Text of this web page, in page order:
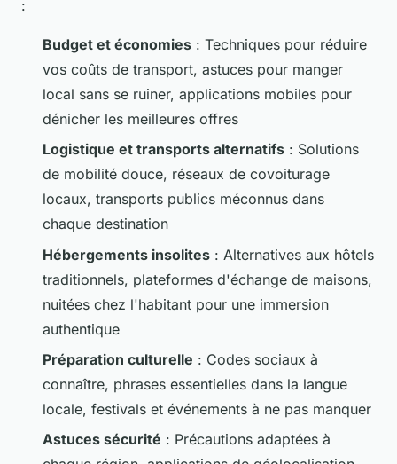
:
Budget et économies : Techniques pour réduire
vos coûts de transport, astuces pour manger
local sans se ruiner, applications mobiles pour
dénicher les meilleures offres
Logistique et transports alternatifs : Solutions
de mobilité douce, réseaux de covoiturage
locaux, transports publics méconnus dans
chaque destination
Hébergements insolites : Alternatives aux hôtels
traditionnels, plateformes d'échange de maisons,
nuitées chez l'habitant pour une immersion
authentique
Préparation culturelle : Codes sociaux à
connaître, phrases essentielles dans la langue
locale, festivals et événements à ne pas manquer
Astuces sécurité : Précautions adaptées à